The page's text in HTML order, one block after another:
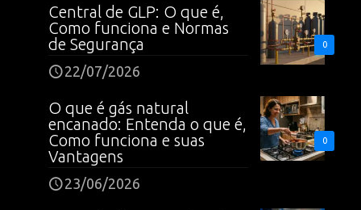
0
Central de GLP: O que é,
Como funciona e Normas
de Segurança
22/07/2026
0
O que é gás natural
encanado: Entenda o que é,
Como funciona e suas
Vantagens
23/06/2026